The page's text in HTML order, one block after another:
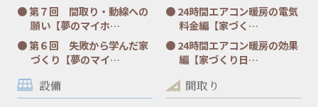
第７回 間取り・動線への
願い【夢のマイホ…
第６回 失敗から学んだ家
づくり【夢のマイ…
24時間エアコン暖房の電気
料金編【家づく…
24時間エアコン暖房の効果
編【家づくり日…
設備 間取り